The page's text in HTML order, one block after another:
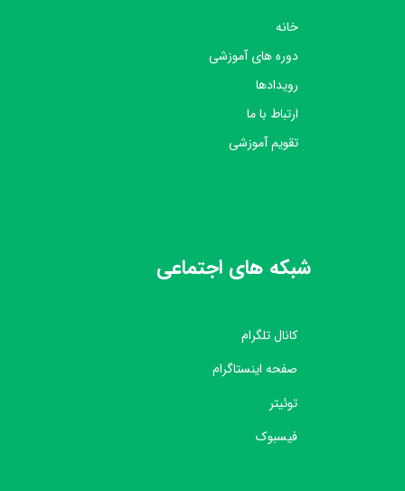
خانه
دوره های آموزشی
رویدادها
ارتباط با ما
تقویم آموزشی
شبکه های اجتماعی
کانال تلگرام
صفحه اینستاگرام
توئیتر
فیسبوک